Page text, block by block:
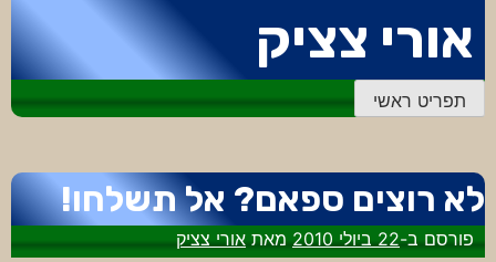
לתוכן
אורי צציק
תפריט ראשי
לא רוצים ספאם? אל תשלחו!
פורסם ב-22 ביולי 2010 מאתאורי צציק